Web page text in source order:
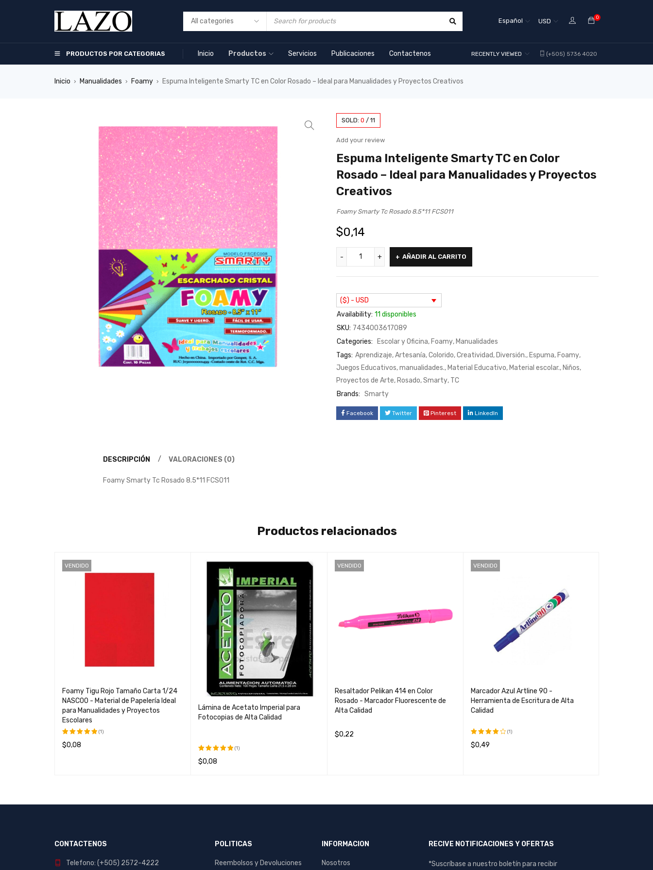
0
USD
Español
PRODUCTOS POR CATEGORIAS Inicio Productos Servicios Publicaciones Contactenos (+505) 5736 4020
RECENTLY VIEWED
Inicio › Manualidades › Foamy › Espuma Inteligente Smarty TC en Color Rosado – Ideal para Manualidades y Proyectos Creativos
SOLD: 0 / 11
Add your review
Espuma Inteligente Smarty TC en Color
Rosado – Ideal para Manualidades y Proyectos
Creativos
Foamy Smarty Tc Rosado 8.5*11 FCS011
$0,14
AÑADIR AL CARRITO
($) - USD
Availability: 11 disponibles
SKU: 7434003617089
Categories:
Escolar y Oficina, Foamy, Manualidades
Tags: Aprendizaje,Artesanía,Colorido,Creatividad, Diversión., Espuma, Foamy,
Juegos Educativos,manualidades., Material Educativo, Material escolar., Niños,
Proyectos de Arte, Rosado,Smarty, TC
Brands: Smarty
Facebook Twitter Pinterest LinkedIn
DESCRIPCIÓN VALORACIONES (0)
Foamy Smarty Tc Rosado 8.5*11 FCS011
Productos relacionados
VENDIDO
Foamy Tigu Rojo Tamaño Carta 1/24
NASC00 - Material de Papelería Ideal
para Manualidades y Proyectos
Escolares
Valorado
(1)
$0,08
Lámina de Acetato Imperial para
Fotocopias de Alta Calidad
Valorado
(1)
$0,08
VENDIDO
Resaltador Pelikan 414 en Color
Rosado - Marcador Fluorescente de
Alta Calidad
$0,22
VENDIDO
Marcador Azul Artline 90 -
Herramienta de Escritura de Alta
Calidad
Valorado
(1)
$0,49
CONTACTENOS
Telefono: (+505) 2572-4222
POLITICAS
Reembolsos y Devoluciones
INFORMACION
Nosotros
RECIVE NOTIFICACIONES Y OFERTAS
*Suscríbase a nuestro boletín para recibir